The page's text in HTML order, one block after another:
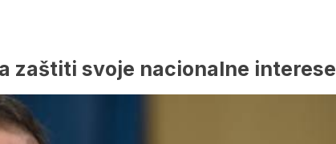
zaštiti svoje nacionalne interese